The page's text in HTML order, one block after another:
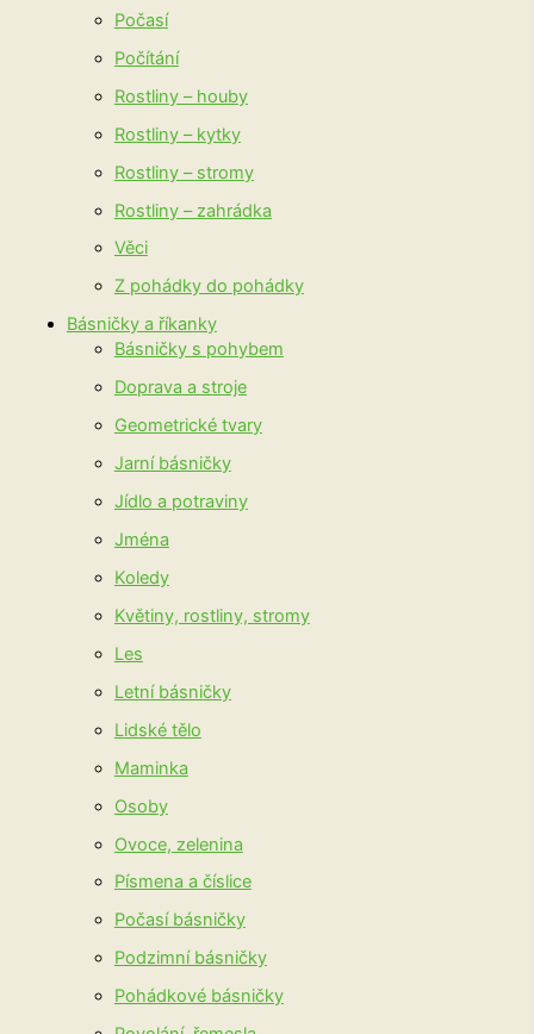
Počasí
Počítání
Rostliny – houby
Rostliny – kytky
Rostliny – stromy
Rostliny – zahrádka
Věci
Z pohádky do pohádky
Básničky a říkanky
Básničky s pohybem
Doprava a stroje
Geometrické tvary
Jarní básničky
Jídlo a potraviny
Jména
Koledy
Květiny, rostliny, stromy
Les
Letní básničky
Lidské tělo
Maminka
Osoby
Ovoce, zelenina
Písmena a číslice
Počasí básničky
Podzimní básničky
Pohádkové básničky